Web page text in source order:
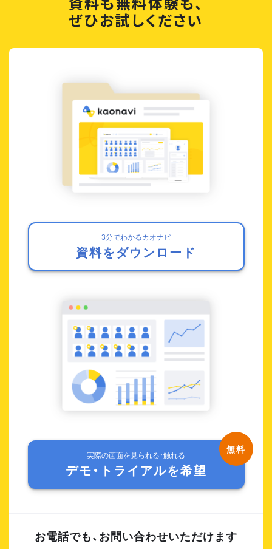
ぜひお試しください
3分でわかるカオナビ
資料をダウンロード
実際の画面を見られる・触れる
デモ・トライアルを希望
お電話でも、お問い合わせいただけます